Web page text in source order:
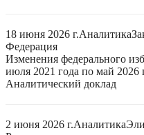
18 июня 2026 г.Аналитика
Федерация
Изменения федерального
июля 2021 года по май 2026
Аналитический доклад
2 июня 2026 г.Аналитика